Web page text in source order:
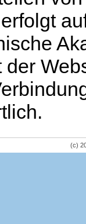
der
(c)